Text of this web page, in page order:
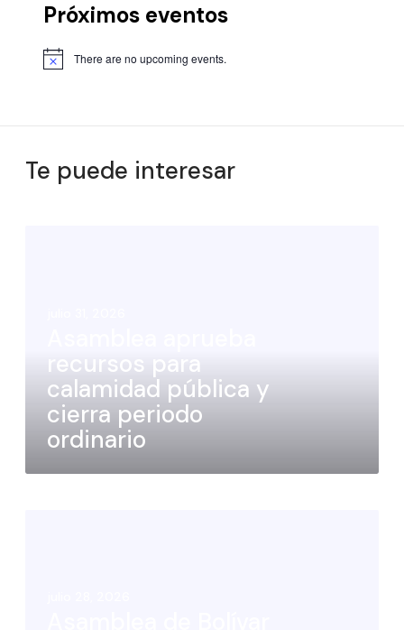
Próximos eventos
There are no upcoming events.
Te puede interesar
recursos para
calamidad pública y
cierra periodo
ordinario